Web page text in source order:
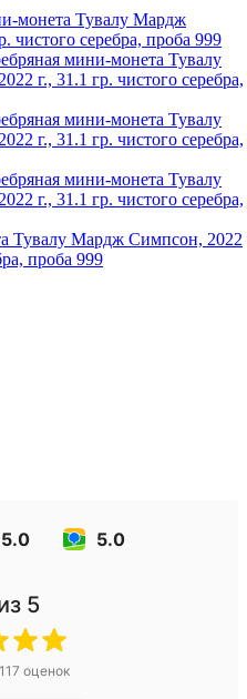
Тувалу Мардж Симпсон, 2022
проба 999
5.0 5.0
5
117 оценок